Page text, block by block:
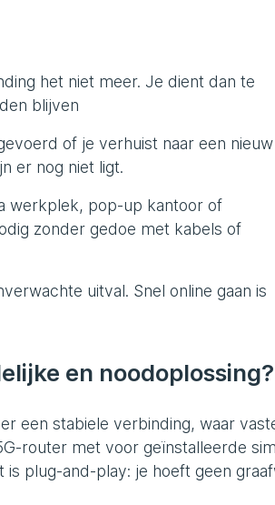
het niet meer. Je dient dan te
blijven
of je verhuist naar een nieuw
er nog niet ligt.
werkplek, pop-up kantoor of
zonder gedoe met kabels of
uitval. Snel online gaan is
en noodoplossing?
een stabiele verbinding, waar
router met voor geïnstalleerde
plug-and-play: je hoeft geen